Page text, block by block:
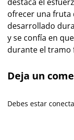
ofrecer una fruta
desarrollado
y se confía en
durante el tramo
Deja un
Debes estar